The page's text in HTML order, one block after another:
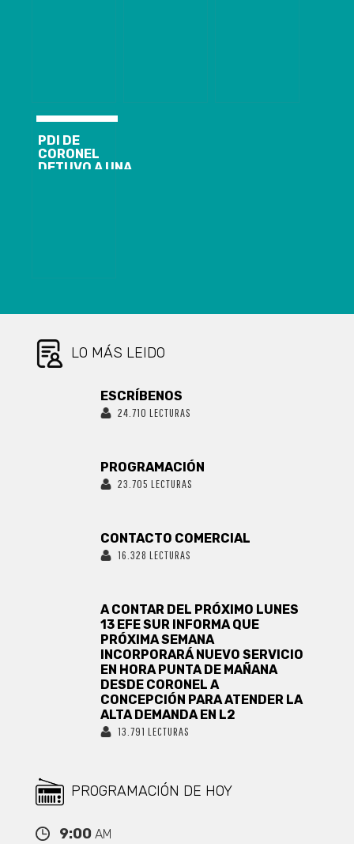
PDI DE
CORONEL
DETUVO A UNA
LO MÁS LEIDO
ESCRÍBENOS
24.710 LECTURAS
PROGRAMACIÓN
23.705 LECTURAS
CONTACTO COMERCIAL
16.328 LECTURAS
A CONTAR DEL PRÓXIMO LUNES
13 EFE SUR INFORMA QUE
PRÓXIMA SEMANA
INCORPORARÁ NUEVO SERVICIO
EN HORA PUNTA DE MAÑANA
DESDE CORONEL A
CONCEPCIÓN PARA ATENDER LA
ALTA DEMANDA EN L2
13.791 LECTURAS
PROGRAMACIÓN DE HOY
9:00 AM